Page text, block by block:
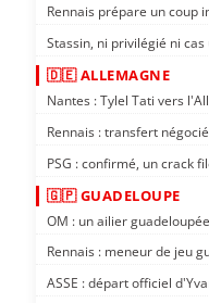
Rennais prépare un coup
Stassin, ni privilégié ni cas
🇩🇪 ALLEMAGNE
Nantes : Tylel Tati vers
Rennais : transfert
PSG : confirmé, un crack
🇬🇵 GUADELOUPE
OM : un ailier
Rennais : meneur de jeu
ASSE : départ officiel